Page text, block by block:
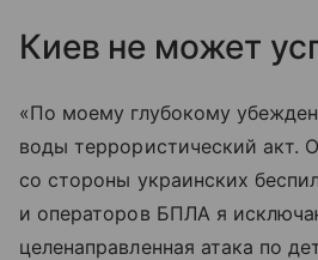
Киев не может
«По моему глубокому
воды террористический акт.
со стороны украинских
и операторов БПЛА я
целенаправленная атака по